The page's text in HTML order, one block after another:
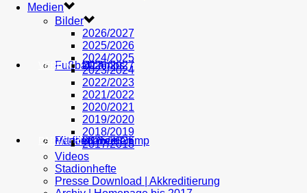
U17
U16
Fußballcamps
Performance Camp
2026/2027
2025/2026
VEREIN
Mitglied werden
PARTNER
Medien
Bilder
2026/2027
2025/2026
2024/2025
2023/2024
2022/2023
2021/2022
2020/2021
2019/2020
2018/2019
2017/2018
Videos
Stadionhefte
Presse Download | Akkreditierung